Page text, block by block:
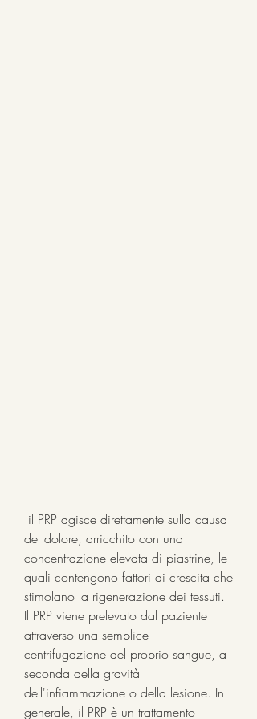
del dolore, arricchito con una
concentrazione elevata di piastrine, le
quali contengono fattori di crescita che
stimolano la rigenerazione dei tessuti.
Il PRP viene prelevato dal paziente
attraverso una semplice
centrifugazione del proprio sangue, a
seconda della gravità
dell'infiammazione o della lesione. In
generale, il PRP è un trattamento